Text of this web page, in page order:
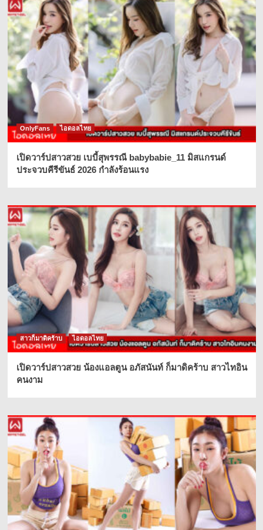
OnlyFans ไอดอลไทย
เปิดวาร์ปสาวสวย เบบี้สุพรรณี babybabie_11 มิสแกรนด์
ประจวบคีรีขันธ์ 2026 กำลังร้อนแรง
สาวก็มาดิคร้าบ ไอดอลไทย
เปิดวาร์ปสาวสวย น้องแอลตูน อภัสนันท์ ก็มาดิคร้าบ สาวไทอิน
คนงาม